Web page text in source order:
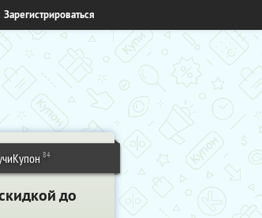
Зарегистрироваться
84
до